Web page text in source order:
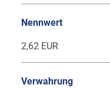
Nennwert
2,62 EUR
Verwahrung